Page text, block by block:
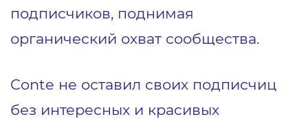
подписчиков, поднимая
органический охват сообщества.
Conte не оставил своих подписчиц
без интересных и красивых